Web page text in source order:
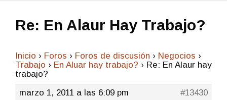
Re: En Alaur Hay Trabajo?
Inicio › Foros › Foros de discusión › Negocios ›
Trabajo › En Aluar hay trabajo? › Re: En Alaur hay
trabajo?
marzo 1, 2011 a las 6:09 pm
#13430